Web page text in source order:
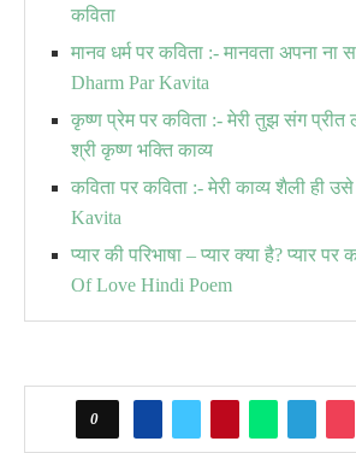
कविता
मानव धर्म पर कविता :- मानवता अपना ना
Dharm Par Kavita
कृष्ण प्रेम पर कविता :- मेरी तुझ संग प्रीत
श्री कृष्ण भक्ति काव्य
कविता पर कविता :- मेरी काव्य शैली ही
Kavita
प्यार की परिभाषा – प्यार क्या है? प्यार
Of Love Hindi Poem
0